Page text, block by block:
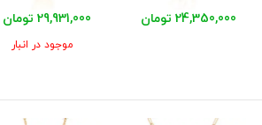
24,350,000 تومان 29,931,000 تومان
موجود در انبار